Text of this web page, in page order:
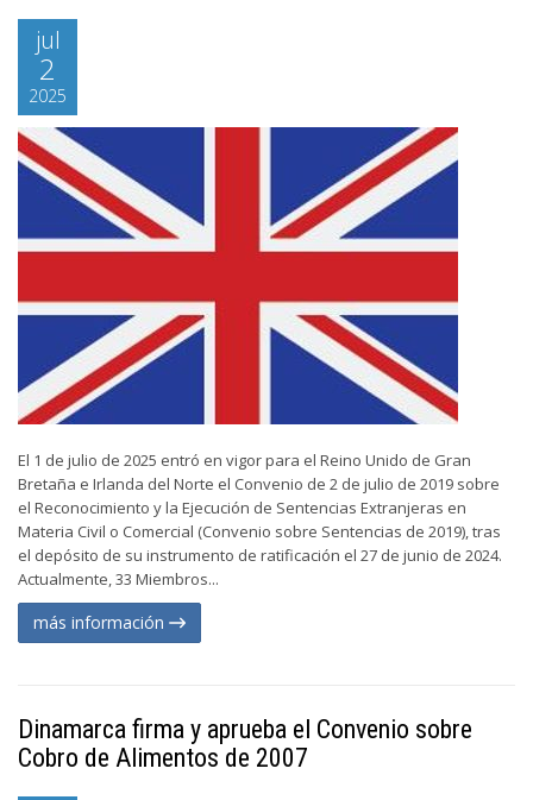
jul
2
2025
El 1 de julio de 2025 entró en vigor para el Reino Unido de Gran
Bretaña e Irlanda del Norte el Convenio de 2 de julio de 2019 sobre
el Reconocimiento y la Ejecución de Sentencias Extranjeras en
Materia Civil o Comercial (Convenio sobre Sentencias de 2019), tras
el depósito de su instrumento de ratificación el 27 de junio de 2024.
Actualmente, 33 Miembros...
más información
Dinamarca firma y aprueba el Convenio sobre
Cobro de Alimentos de 2007